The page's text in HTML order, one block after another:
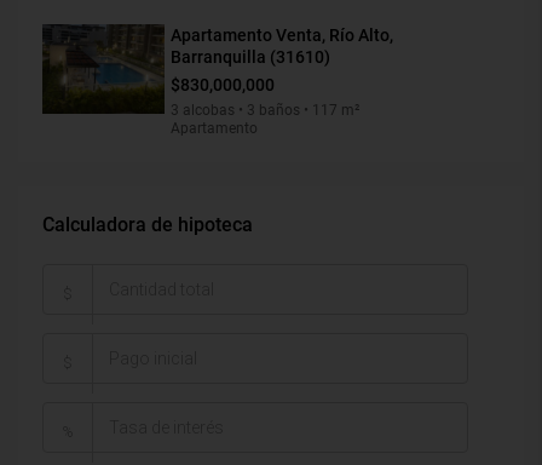
Apartamento Venta, Río Alto,
Barranquilla (31610)
$830,000,000
3 alcobas • 3 baños • 117 m²
Apartamento
Calculadora de hipoteca